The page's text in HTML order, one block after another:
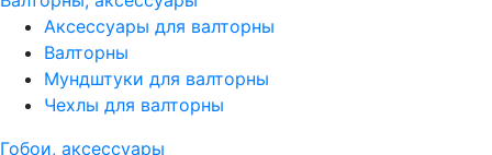
Аксессуары для валторны
Валторны
Мундштуки для валторны
Чехлы для валторны
Гобои, аксессуары